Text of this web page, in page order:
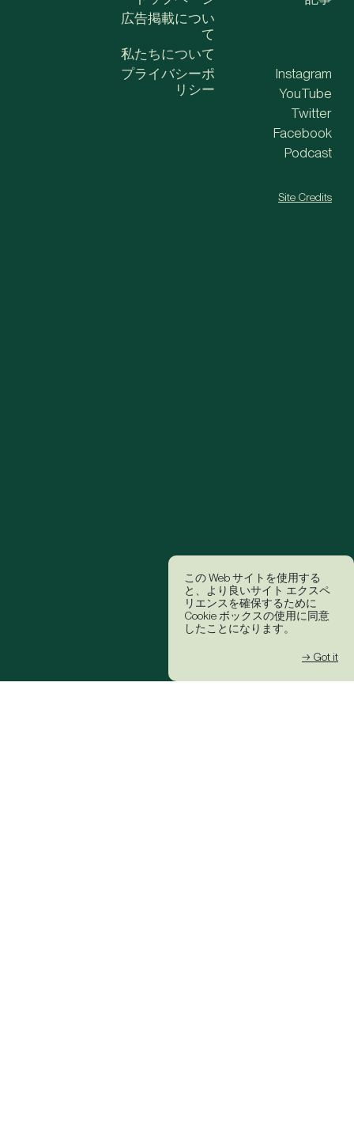
この Web サイトを使用する
と、より良いサイト エクスペ
リエンスを確保するために
Cookie ボックスの使用に同意
したことになります。
→ Got it
広告掲載につい
て
私たちについて
プライバシーポ
リシー
Instagram
YouTube
Twitter
Facebook
Podcast
Site Credits